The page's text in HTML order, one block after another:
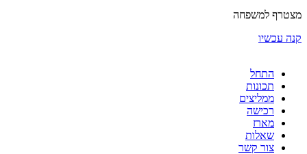
מצטרף למשפחה
קנה עכשיו
התחל
תכונות
ממליצים
רכישה
מארז
שאלות
צור קשר